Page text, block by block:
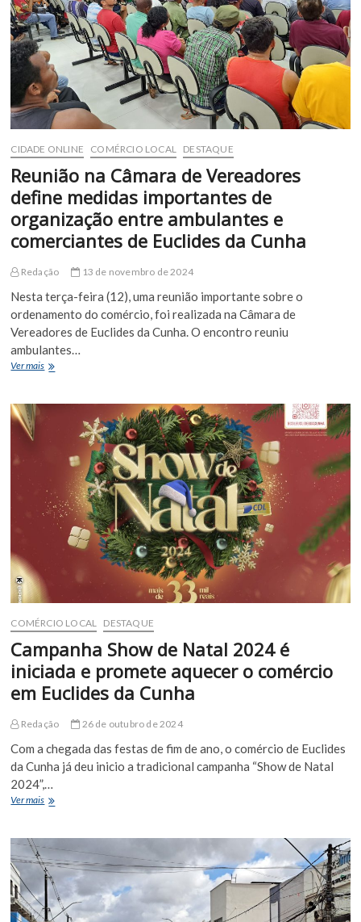
o
funcionamento
do
comércio
de
Euclides
da
Cunha
CIDADE ONLINE COMÉRCIO LOCAL DESTAQUE
Reunião na Câmara de Vereadores
define medidas importantes de
organização entre ambulantes e
comerciantes de Euclides da Cunha
Redação 13 de novembro de 2024
Nesta terça-feira (12), uma reunião importante sobre o
ordenamento do comércio, foi realizada na Câmara de
Vereadores de Euclides da Cunha. O encontro reuniu
ambulantes…
Ver maisReunião
Vereadores
importantes
organização
entre
ambulantes
comerciantes
Euclides
da
COMÉRCIO LOCAL
DESTAQUE
Campanha Show de Natal 2024 é
iniciada e promete aquecer o comércio
em Euclides da Cunha
Redação 26 de outubro de 2024
Com a chegada das festas de fim de ano, o comércio de Euclides
da Cunha já deu inicio a tradicional campanha “Show de Natal
2024”,…
Ver maisCampanha
2024
é
iniciada
promete